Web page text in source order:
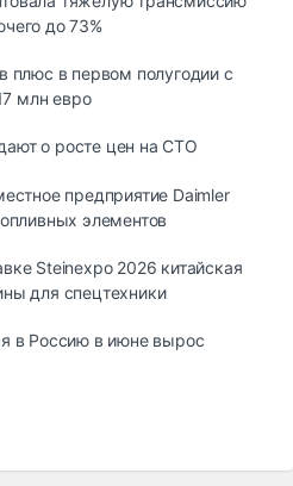
до 73%
плюс в первом полугодии с
млн евро
о росте цен на СТО
предприятие Daimler
элементов
Steinexpo 2026 китайская
для спецтехники
в Россию в июне вырос